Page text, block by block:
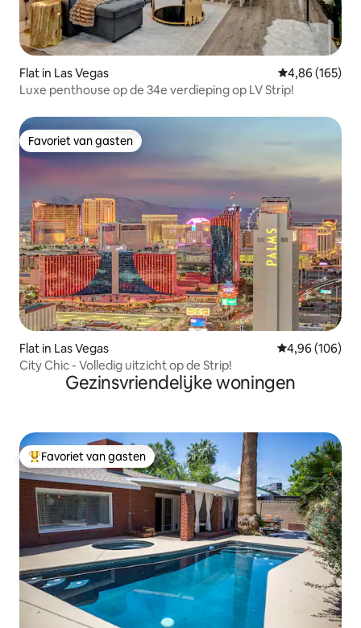
Flat in Las Vegas Gemiddelde
4,86 (165)
Luxe penthouse op de 34e verdieping op LV Strip!
Favoriet van gasten
Favoriet van gasten
Flat in Las Vegas Gemiddelde
4,96 (106)
City Chic - Volledig uitzicht op de Strip!
Gezinsvriendelijke woningen
Topfavoriet van gasten
Favoriet van gasten